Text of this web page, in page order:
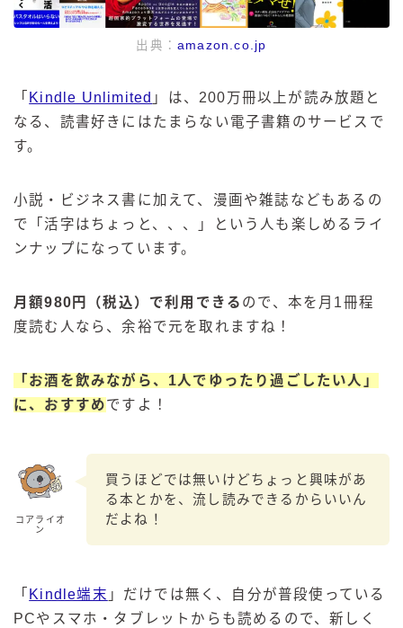
出典：amazon.co.jp
「 Kindle Unlimited 」は、200万冊以上が読み放題と
なる、読書好きにはたまらない電子書籍のサービスで
す。
小説・ビジネス書に加えて、漫画や雑誌などもあるの
で「活字はちょっと、、、」という人も楽しめるライ
ンナップになっています。
月額980円（税込）で利用できる ので、本を月1冊程
度読む人なら、余裕で元を取れますね！
「お酒を飲みながら、1人でゆったり過ごしたい人」
に、おすすめですよ！
コアライオ
ン
買うほどでは無いけどちょっと興味があ
る本とかを、流し読みできるからいいん
だよね！
「 Kindle端末 」だけでは無く、自分が普段使っている
PCやスマホ・タブレットからも読めるので、新しく